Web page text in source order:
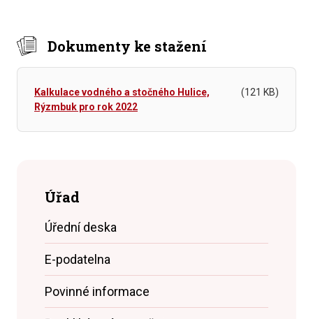
Dokumenty ke stažení
Kalkulace vodného a stočného Hulice,
Rýzmbuk pro rok 2022
(121 KB)
Úřad
Úřední deska
E-podatelna
Povinné informace